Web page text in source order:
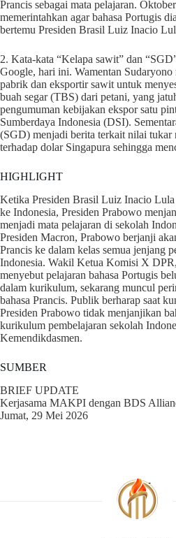
Prancis sebagai mata pelajaran.
memerintahkan agar bahasa Portugis
bertemu Presiden Brasil Luiz Inacio
2. Kata-kata “Kelapa sawit” dan
Google, hari ini. Wamentan Sudaryono
pabrik dan eksportir sawit untuk
buah segar (TBS) dari petani, yang
pengumuman kebijakan ekspor satu
Sumberdaya Indonesia (DSI).
(SGD) menjadi berita terkait nilai tukar
terhadap dolar Singapura sehingga
HIGHLIGHT
Ketika Presiden Brasil Luiz Inacio
ke Indonesia, Presiden Prabowo
menjadi mata pelajaran di sekolah
Presiden Macron, Prabowo berjanji
Prancis ke dalam kelas semua jenjang
Indonesia. Wakil Ketua Komisi X
menyebut pelajaran bahasa Portugis
dalam kurikulum, sekarang muncul
bahasa Prancis. Publik berharap saat
Presiden Prabowo tidak menjanjikan
kurikulum pembelajaran sekolah
Kemendikdasmen.
SUMBER
BRIEF UPDATE
Kerjasama MAKPI dengan BDS
Jumat, 29 Mei 2026